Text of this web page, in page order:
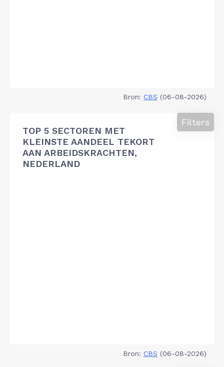
Bron: CBS (06-08-2026)
TOP 5 SECTOREN MET
KLEINSTE AANDEEL TEKORT
AAN ARBEIDSKRACHTEN,
NEDERLAND
Filters
Bron: CBS (06-08-2026)